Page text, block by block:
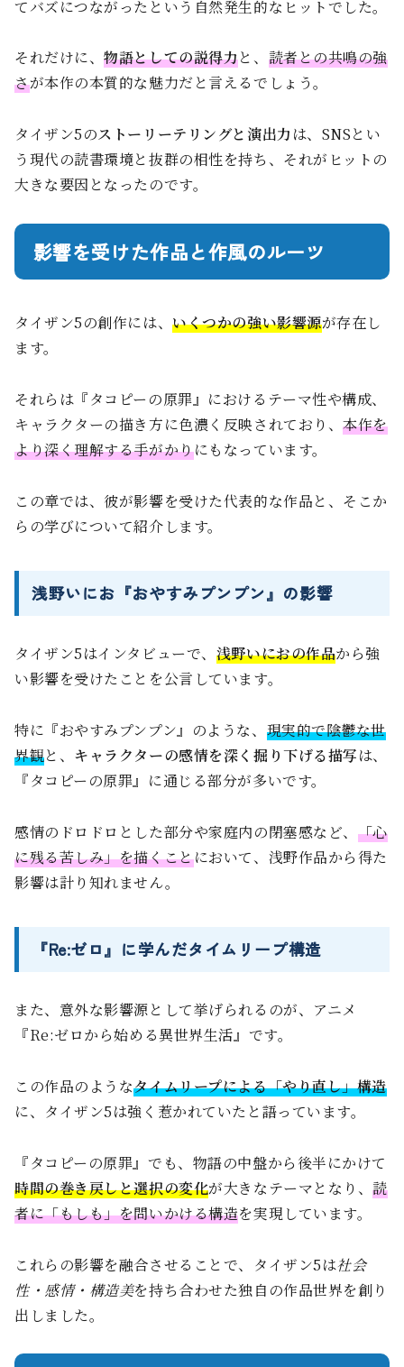
てバズにつながったという自然発生的なヒットでした。
それだけに、物語としての説得力と、 読者との共鳴の強
さが本作の本質的な魅力だと言えるでしょう。
タイザン5のストーリーテリングと演出力は、SNSとい
う現代の読書環境と抜群の相性を持ち、それがヒットの
大きな要因となったのです。
影響を受けた作品と作風のルーツ
タイザン5の創作には、いくつかの強い影響源が存在し
ます。
それらは『タコピーの原罪』におけるテーマ性や構成、
キャラクターの描き方に色濃く反映されており、本作を
より深く理解する手がかりにもなっています。
この章では、彼が影響を受けた代表的な作品と、そこか
らの学びについて紹介します。
浅野いにお『おやすみプンプン』の影響
タイザン5はインタビューで、 浅野いにおの作品から強
い影響を受けたことを公言しています。
特に『おやすみプンプン』のような、 現実的で陰鬱な世
界観と、 キャラクターの感情を深く掘り下げる描写は、
『タコピーの原罪』に通じる部分が多いです。
感情のドロドロとした部分や家庭内の閉塞感など、 「心
に残る苦しみ」を描くことにおいて、浅野作品から得た
影響は計り知れません。
『Re:ゼロ』に学んだタイムリープ構造
また、意外な影響源として挙げられるのが、アニメ
『Re:ゼロから始める異世界生活』です。
この作品のようなタイムリープによる「やり直し」構造
に、タイザン5は強く惹かれていたと語っています。
『タコピーの原罪』でも、物語の中盤から後半にかけて
時間の巻き戻しと選択の変化が大きなテーマとなり、読
者に「もしも」を問いかける構造を実現しています。
これらの影響を融合させることで、タイザン5は社会
性・感情・構造美を持ち合わせた独自の作品世界を創り
出しました。